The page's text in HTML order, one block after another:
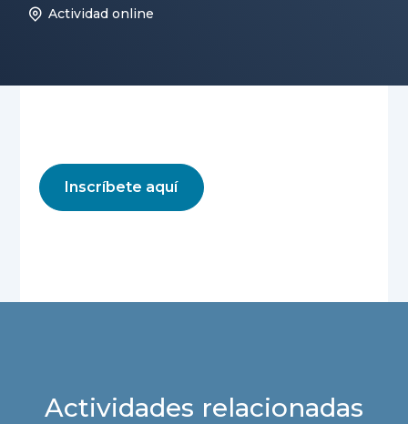
Actividad online
Inscríbete aquí
Actividades relacionadas